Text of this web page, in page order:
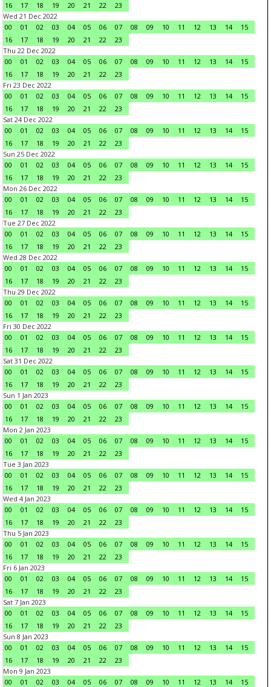
16
17 18 19 20 21 22
23
Wed 21 Dec 2022
00
01 02 03 04 05 06 07 08 09 10 11 12 13 14
15
16
17 18 19 20 21 22
23
Thu 22 Dec 2022
00
01 02 03 04 05 06 07 08 09 10 11 12 13 14
15
16
17 18 19 20 21 22
23
Fri 23 Dec 2022
00
01 02 03 04 05 06 07 08 09 10 11 12 13 14
15
16
17 18 19 20 21 22
23
Sat 24 Dec 2022
00
01 02 03 04 05 06 07 08 09 10 11 12 13 14
15
16
17 18 19 20 21 22
23
Sun 25 Dec 2022
00
01 02 03 04 05 06 07 08 09 10 11 12 13 14
15
16
17 18 19 20 21 22
23
Mon 26 Dec 2022
00
01 02 03 04 05 06 07 08 09 10 11 12 13 14
15
16
17 18 19 20 21 22
23
Tue 27 Dec 2022
00
01 02 03 04 05 06 07 08 09 10 11 12 13 14
15
16
17 18 19 20 21 22
23
Wed 28 Dec 2022
00
01 02 03 04 05 06 07 08 09 10 11 12 13 14
15
16
17 18 19 20 21 22
23
Thu 29 Dec 2022
00
01 02 03 04 05 06 07 08 09 10 11 12 13 14
15
16
17 18 19 20 21 22
23
Fri 30 Dec 2022
00
01 02 03 04 05 06 07 08 09 10 11 12 13 14
15
16
17 18 19 20 21 22
23
Sat 31 Dec 2022
00
01 02 03 04 05 06 07 08 09 10 11 12 13 14
15
16
17 18 19 20 21 22
23
Sun 1 Jan 2023
00
01 02 03 04 05 06 07 08 09 10 11 12 13 14
15
16
17 18 19 20 21 22
23
Mon 2 Jan 2023
00
01 02 03 04 05 06 07 08 09 10 11 12 13 14
15
16
17 18 19 20 21 22
23
Tue 3 Jan 2023
00
01 02 03 04 05 06 07 08 09 10 11 12 13 14
15
16
17 18 19 20 21 22
23
Wed 4 Jan 2023
00
01 02 03 04 05 06 07 08 09 10 11 12 13 14
15
16
17 18 19 20 21 22
23
Thu 5 Jan 2023
00
01 02 03 04 05 06 07 08 09 10 11 12 13 14
15
16
17 18 19 20 21 22
23
Fri 6 Jan 2023
00
01 02 03 04 05 06 07 08 09 10 11 12 13 14
15
16
17 18 19 20 21 22
23
Sat 7 Jan 2023
00
01 02 03 04 05 06 07 08 09 10 11 12 13 14
15
16
17 18 19 20 21 22
23
Sun 8 Jan 2023
00
01 02 03 04 05 06 07 08 09 10 11 12 13 14
15
16
17 18 19 20 21 22
23
Mon 9 Jan 2023
00
01 02 03 04 05 06 07 08 09 10 11 12 13 14 15